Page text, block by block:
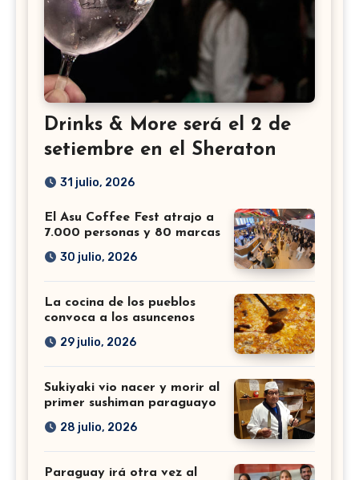
Drinks & More será el 2 de
setiembre en el Sheraton
31 julio, 2026
El Asu Coffee Fest atrajo a
7.000 personas y 80 marcas
30 julio, 2026
La cocina de los pueblos
convoca a los asuncenos
29 julio, 2026
Sukiyaki vio nacer y morir al
primer sushiman paraguayo
28 julio, 2026
Paraguay irá otra vez al